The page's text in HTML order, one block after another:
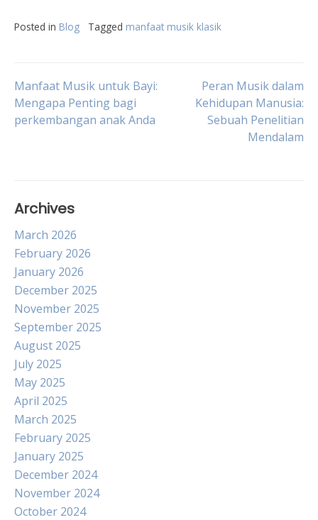
Posted in Blog Tagged manfaat musik klasik
Post
navigation
Manfaat Musik untuk Bayi:
Mengapa Penting bagi
perkembangan anak Anda
Peran Musik dalam
Kehidupan Manusia:
Sebuah Penelitian
Mendalam
Archives
March 2026
February 2026
January 2026
December 2025
November 2025
September 2025
August 2025
July 2025
May 2025
April 2025
March 2025
February 2025
January 2025
December 2024
November 2024
October 2024